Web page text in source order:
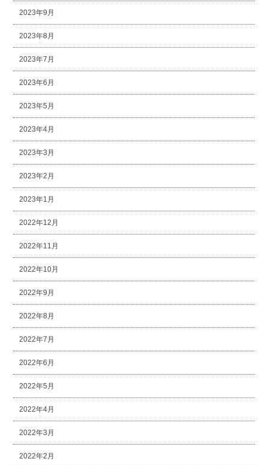
2023年9月
2023年8月
2023年7月
2023年6月
2023年5月
2023年4月
2023年3月
2023年2月
2023年1月
2022年12月
2022年11月
2022年10月
2022年9月
2022年8月
2022年7月
2022年6月
2022年5月
2022年4月
2022年3月
2022年2月